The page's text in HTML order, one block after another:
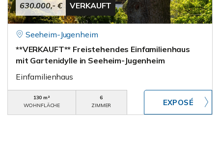
630.000,- € VERKAUFT
Seeheim-Jugenheim
**VERKAUFT** Freistehendes Einfamilienhaus
mit Gartenidylle in Seeheim-Jugenheim
Einfamilienhaus
130 m²
WOHNFLÄCHE
6
ZIMMER